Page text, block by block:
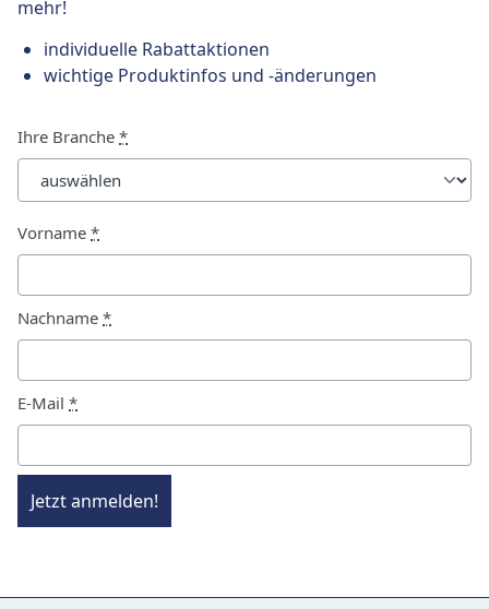
mehr!
individuelle Rabattaktionen
wichtige Produktinfos und -änderungen
Ihre Branche *
Vorname *
Nachname *
E-Mail *
Jetzt anmelden!